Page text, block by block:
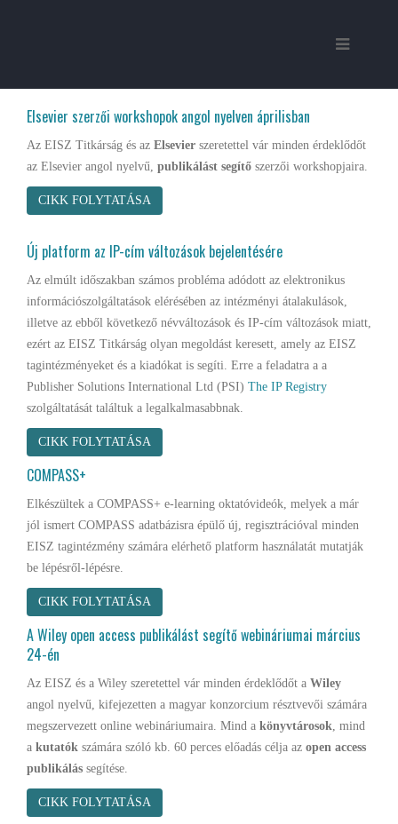
Elsevier szerzői workshopok angol nyelven áprilisban
Az EISZ Titkárság és az Elsevier szeretettel vár minden érdeklődőt
az Elsevier angol nyelvű, publikálást segítő szerzői workshopjaira.
CIKK FOLYTATÁSA
Új platform az IP-cím változások bejelentésére
Az elmúlt időszakban számos probléma adódott az elektronikus
információszolgáltatások elérésében az intézményi átalakulások,
illetve az ebből következő névváltozások és IP-cím változások miatt,
ezért az EISZ Titkárság olyan megoldást keresett, amely az EISZ
tagintézményeket és a kiadókat is segíti. Erre a feladatra a a
Publisher Solutions International Ltd (PSI) The IP Registry
szolgáltatását találtuk a legalkalmasabbnak.
CIKK FOLYTATÁSA
COMPASS+
Elkészültek a COMPASS+ e-learning oktatóvideók, melyek a már
jól ismert COMPASS adatbázisra épülő új, regisztrációval minden
EISZ tagintézmény számára elérhető platform használatát mutatják
be lépésről-lépésre.
CIKK FOLYTATÁSA
A Wiley open access publikálást segítő webináriumai március
24-én
Az EISZ és a Wiley szeretettel vár minden érdeklődőt a Wiley
angol nyelvű, kifejezetten a magyar konzorcium résztvevői számára
megszervezett online webináriumaira. Mind a könyvtárosok, mind
a kutatók számára szóló kb. 60 perces előadás célja az open access
publikálás segítése.
CIKK FOLYTATÁSA